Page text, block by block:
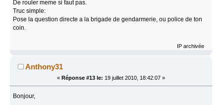
De rouler meme si faut pas.
Truc simple:
Pose la question directe a la brigade de gendarmerie, ou police de ton
coin.
IP archivée
Anthony31
« Réponse #13 le: 19 juillet 2010, 18:42:07 »
Bonjour,